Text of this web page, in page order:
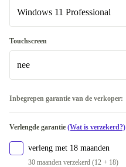
512 GB
FI (Fins)
FR (Frans)
CZ (Tsjechisch)
Beschikbaar in andere configuraties
ND (Noords)
Nieuw
Windows 11 Professional
Windows 11 Professional
Beschikbaar in andere configuraties
Windows 11 Home
Touchscreen
nee
Beschikbaar in andere configuraties
Inbegrepen garantie van de verkoper:
Verlengde garantie (Wat is verzekerd?)
verleng met 18 maanden
30 maanden verzekerd (12 + 18)